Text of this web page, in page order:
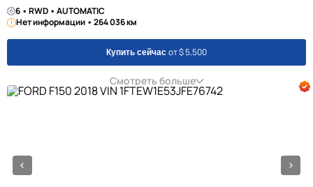
6 • RWD • AUTOMATIC
Нет информации • 264 036 км
Купить сейчас от $ 5,500
Смотреть больше